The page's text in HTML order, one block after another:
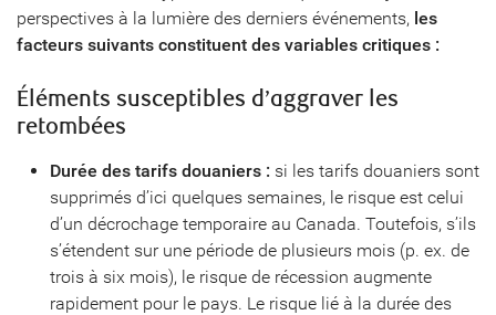
perspectives à la lumière des derniers événements, les
facteurs suivants constituent des variables critiques :
Éléments susceptibles d’aggraver les
retombées
Durée des tarifs douaniers : si les tarifs douaniers sont
supprimés d’ici quelques semaines, le risque est celui
d’un décrochage temporaire au Canada. Toutefois, s’ils
s’étendent sur une période de plusieurs mois (p. ex. de
trois à six mois), le risque de récession augmente
rapidement pour le pays. Le risque lié à la durée des